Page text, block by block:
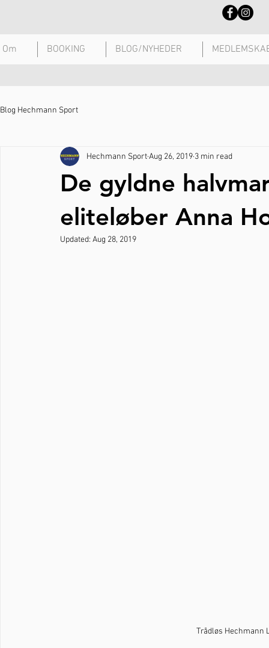
Om BOOKING BLOG/NYHEDER
Blog Hechmann Sport
De gyldne
eliteløber Anna
Hechmann SportAug 26, 2019 3 min read
Updated: Aug 28, 2019
Trådløs Hechmann